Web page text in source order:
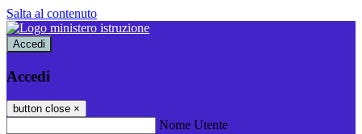
Salta al contenuto
Accedi
Accedi
button close ×
Nome Utente